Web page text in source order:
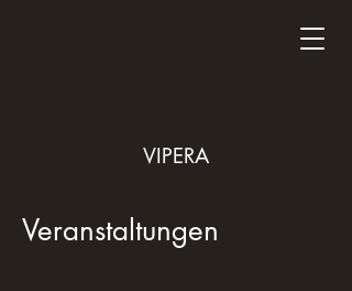
VIPERA
Veranstaltungen